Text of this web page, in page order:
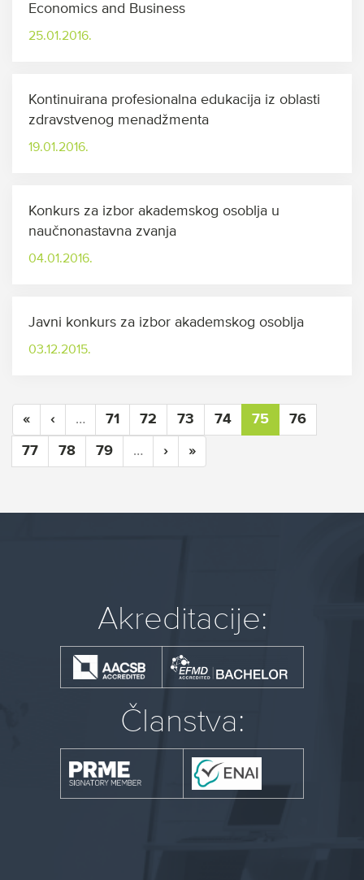
Economics and Business
25.01.2016.
Kontinuirana profesionalna edukacija iz oblasti
zdravstvenog menadžmenta
19.01.2016.
Konkurs za izbor akademskog osoblja u
naučnonastavna zvanja
04.01.2016.
Javni konkurs za izbor akademskog osoblja
03.12.2015.
« ‹ … 71 72 73 74 75 76
77 78 79 … › »
Akreditacije:
Članstva: